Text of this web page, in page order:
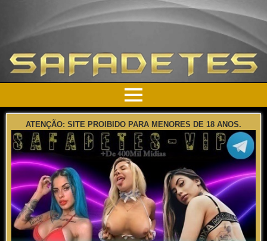
ATENÇÃO: SITE PROIBIDO PARA MENORES DE 18 ANOS.